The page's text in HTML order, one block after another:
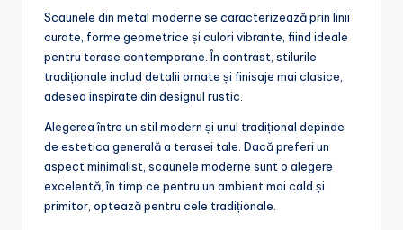
Scaunele din metal moderne se caracterizează prin linii
curate, forme geometrice și culori vibrante, fiind ideale
pentru terase contemporane. În contrast, stilurile
tradiționale includ detalii ornate și finisaje mai clasice,
adesea inspirate din designul rustic.
Alegerea între un stil modern și unul tradițional depinde
de estetica generală a terasei tale. Dacă preferi un
aspect minimalist, scaunele moderne sunt o alegere
excelentă, în timp ce pentru un ambient mai cald și
primitor, optează pentru cele tradiționale.